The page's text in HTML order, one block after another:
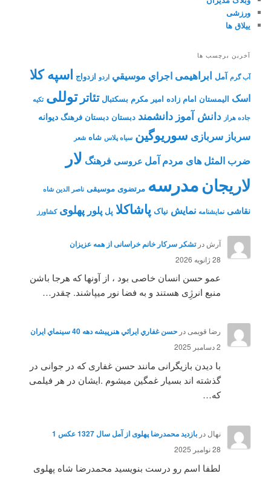
ورزشی
ییلاق ها
آخرین برچسب ها
آب گرم آمل ابراهیمی اجراي موسيقي اردو ازدواج اسپه کلا
اسک الیمستان امام زاده امیر مکرم بسکتبال تئاتر توللی تکیه
جاده هراز دانش آموز دانشمند دبستان دبستان فرهنگ دیوانه
سرباز سربازی سوریوگین سیاه پلاس شاه شعر
ضرب المثل های مردم آمل عروسی فرهنگ لار
لاریجانمدرسه مرتضوی موسیقی ناصر الدین شاه
نقاشی نمايشنامه نمایش نیاک پاشاکلا پل پلور پهلوی کشاورز
آرش درتشکر سرکار خانم خراسانی از همه عزیزان
28 ژانویه 2026
عمو حسن انسان خاصی بود ، از آونها که هرجا باشن
منبع انرژِی هستند و به فضا نور میپاشند. چقدر…
رضا قویمیدر حسن غفاري ايرائي هنرپيشه دهه 40 سينماي ايران
2 دسامبر 2025
با دیدن بازیگرانی مانند حسن غفاری که در جوانی در
گذشته اند بسیار غمگین میشوم .ایشان در هر فیلمی
که…
نهال در بازدید محمدرضا پهلوی از آمل سال 1327 عکس 1
28 نوامبر 2025
لطفا اسم رو درست بنویسید محمدرضا شاه پهلوی